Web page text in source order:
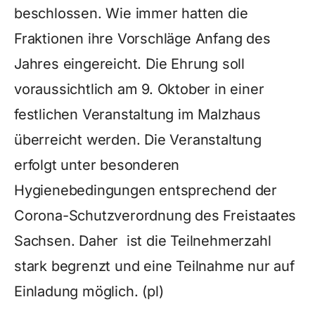
beschlossen. Wie immer hatten die
Fraktionen ihre Vorschläge Anfang des
Jahres eingereicht. Die Ehrung soll
voraussichtlich am 9. Oktober in einer
festlichen Veranstaltung im Malzhaus
überreicht werden. Die Veranstaltung
erfolgt unter besonderen
Hygienebedingungen entsprechend der
Corona-Schutzverordnung des Freistaates
Sachsen. Daher ist die Teilnehmerzahl
stark begrenzt und eine Teilnahme nur auf
Einladung möglich. (pl)